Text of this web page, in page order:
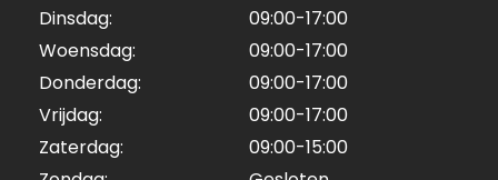
Dinsdag:
09:00-17:00
Woensdag:
09:00-17:00
Donderdag:
09:00-17:00
Vrijdag:
09:00-17:00
Zaterdag:
09:00-15:00